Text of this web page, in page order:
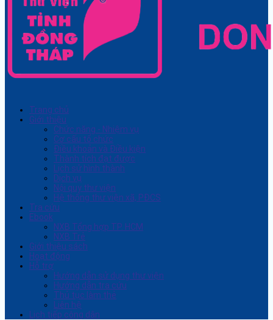
Trang chủ
Giới thiệu
Chức năng - Nhiệm vụ
Cơ cấu tổ chức
Điều khoản và Điều kiện
Thành tích đạt được
Lịch sử hình thành
Dịch vụ
Nội quy thư viện
Hệ thống thư viện xã, PĐCS
Tra cứu
Ebook
NXB Tổng hợp TP. HCM
NXB Trẻ
Giới thiệu sách
Hoạt động
Hỗ trợ
Hướng dẫn sử dụng thư viện
Hướng dẫn tra cứu
Thủ tục làm thẻ
Liên hệ
Lịch tiếp công dân